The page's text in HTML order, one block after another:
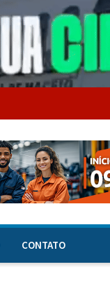
CONTATO